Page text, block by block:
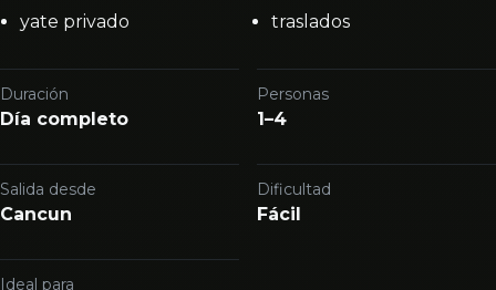
yate privado
traslados
Duración
Día completo
Personas
1–4
Salida desde
Cancun
Dificultad
Fácil
Ideal para